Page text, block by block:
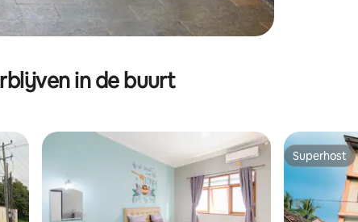
in de buurt
Superhost
Superhost